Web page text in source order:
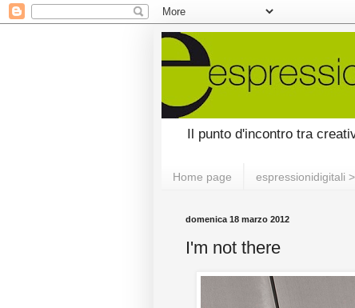
Il punto d'incontro tra
Home page espressionidigitali
domenica 18 marzo 2012
I'm not there